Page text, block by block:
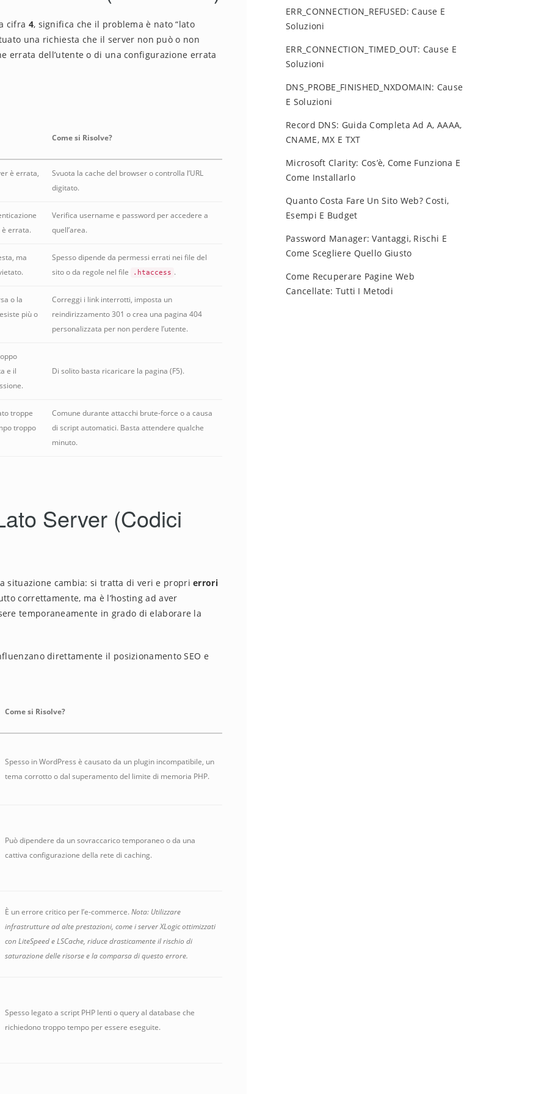
cifra 4, significa che il problema è nato “lato
una richiesta che il server non può o non
errata dell’utente o di una configurazione errata
Come si Risolve?
è errata,
Svuota la cache del browser o controlla l’URL
digitato.
errata.
Verifica username e password per accedere a
quell’area.
ma
Spesso dipende da permessi errati nei file del
sito o da regole nel file
.htaccess .
o la
più o
Correggi i link interrotti, imposta un
reindirizzamento 301 o crea una pagina 404
personalizzata per non perdere l’utente.
e il
Di solito basta ricaricare la pagina (F5).
troppe
troppo
Comune durante attacchi brute-force o a causa
di script automatici. Basta attendere qualche
minuto.
Server (Codici
situazione cambia: si tratta di veri e proprierrori
correttamente, ma è l’hosting ad aver
temporaneamente in grado di elaborare la
direttamente il posizionamento SEO e
Come si Risolve?
Spesso in WordPress è causato da un plugin incompatibile, un
tema corrotto o dal superamento del limite di memoria PHP.
Può dipendere da un sovraccarico temporaneo o da una
cattiva configurazione della rete di caching.
È un errore critico per l’e-commerce. Nota: Utilizzare
infrastrutture ad alte prestazioni, come i server XLogic ottimizzati
con LiteSpeed e LSCache, riduce drasticamente il rischio di
saturazione delle risorse e la comparsa di questo errore.
Spesso legato a script PHP lenti o query al database che
richiedono troppo tempo per essere eseguite.
ERR_CONNECTION_REFUSED: Cause E
Soluzioni
ERR_CONNECTION_TIMED_OUT: Cause E
Soluzioni
DNS_PROBE_FINISHED_NXDOMAIN: Cause
E Soluzioni
Record DNS: Guida Completa Ad A, AAAA,
CNAME, MX E TXT
Microsoft Clarity: Cos’è, Come Funziona E
Come Installarlo
Quanto Costa Fare Un Sito Web? Costi,
Esempi E Budget
Password Manager: Vantaggi, Rischi E
Come Scegliere Quello Giusto
Come Recuperare Pagine Web
Cancellate: Tutti I Metodi